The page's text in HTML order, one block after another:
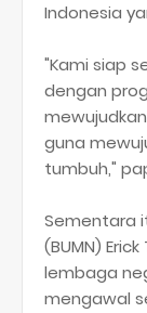
Indonesia
"Kami siap
dengan
guna
tumbuh,"
Sementara
(BUMN)
lembaga
mengawal